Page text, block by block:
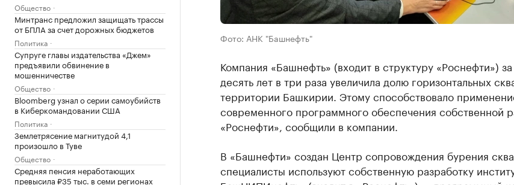
Общество
Минтранс предложил защищать трассы
от БПЛА за счет дорожных бюджетов
Политика
Супруге главы издательства «Джем»
предъявили обвинение в
мошенничестве
Общество
Bloomberg узнал о серии самоубийств
в Киберкомандовании США
Политика
Землетрясение магнитудой 4,1
произошло в Туве
Общество
Средняя пенсия неработающих
превысила ₽35 тыс. в семи регионах
Фото: АНК "Башнефть"
Компания «Башнефть» (входит в структуру «Роснефти»)
десять лет в три раза увеличила долю горизонтальных
территории Башкирии. Этому способствовало
современного программного обеспечения собственной
«Роснефти», сообщили в компании.
В «Башнефти» создан Центр сопровождения бурения
специалисты используют собственную разработку